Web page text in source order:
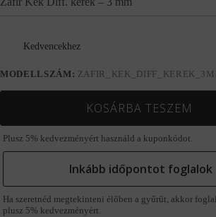
MODELLSZÁM:
Kedvencekhez
KOSÁRBA TESZEM
Plusz 5% kedvezményért használd a kuponkódot.
Inkább időpontot foglalok
Ha szeretnéd megtekinteni élőben a gyűrűt, akkor
plusz 5% kedvezményért.